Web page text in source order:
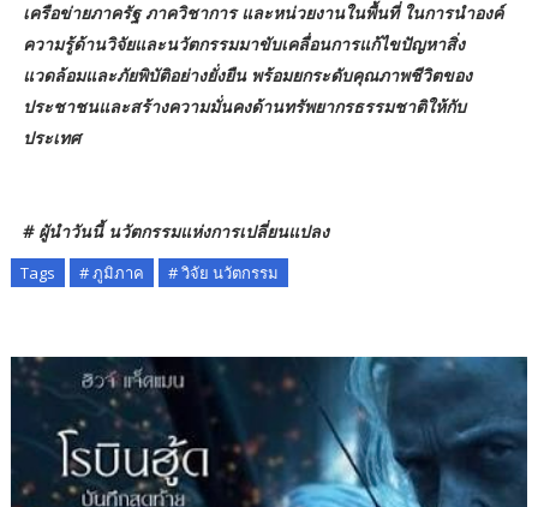
เครือข่ายภาครัฐ ภาควิชาการ และหน่วยงานในพื้นที่ ในการนำองค์
ความรู้ด้านวิจัยและนวัตกรรมมาขับเคลื่อนการแก้ไขปัญหาสิ่ง
แวดล้อมและภัยพิบัติอย่างยั่งยืน พร้อมยกระดับคุณภาพชีวิตของ
ประชาชนและสร้างความมั่นคงด้านทรัพยากรธรรมชาติให้กับ
ประเทศ
# ผูันำวันนี้ นวัตกรรมแห่งการเปลี่ยนแปลง
Tags # ภูมิภาค # วิจัย นวัตกรรม